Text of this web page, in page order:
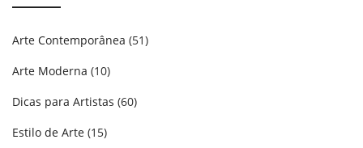
Arte Contemporânea (51)
Arte Moderna (10)
Dicas para Artistas (60)
Estilo de Arte (15)